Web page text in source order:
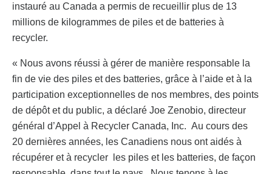
instauré au Canada a permis de recueillir plus de 13
millions de kilogrammes de piles et de batteries à
recycler.
« Nous avons réussi à gérer de manière responsable la
fin de vie des piles et des batteries, grâce à l’aide et à la
participation exceptionnelles de nos membres, des points
de dépôt et du public, a déclaré Joe Zenobio, directeur
général d’Appel à Recycler Canada, Inc. Au cours des
20 dernières années, les Canadiens nous ont aidés à
récupérer et à recycler les piles et les batteries, de façon